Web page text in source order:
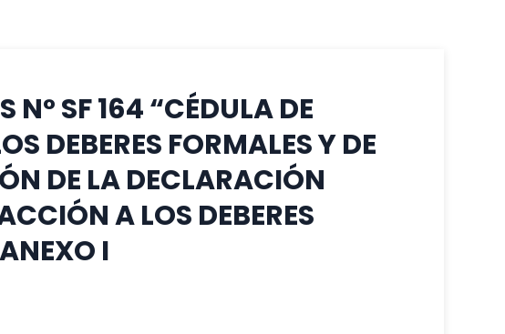
N° SF 164 “CÉDULA DE
DEBERES FORMALES Y DE
DE LA DECLARACIÓN
A LOS DEBERES
I